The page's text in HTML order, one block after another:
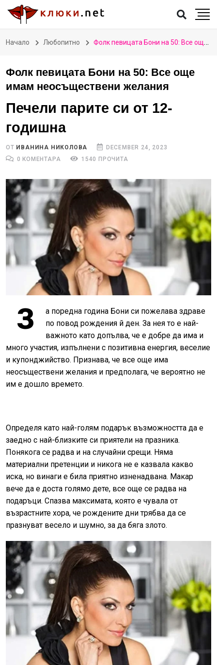
Начало Любопитно Фолк певицата Бони на 50: Все още имам неосъществени желания
Фолк певицата Бони на 50: Все още
имам неосъществени желания
Печели парите си от 12-
годишна
ОТ ИВАНИНА НИКОЛОВА
DECEMBER 24, 2023
0 КОМЕНТАРА
1540 ПРОЧИТА
З
а поредна година Бони си пожелава здраве
по повод рождения й ден. За нея то е най-
важното като допълва, че е добре да има и
много участия, изпълнени с позитивна енергия, веселие
и купонджийство. Признава, че все още има
неосъществени желания и предполага, че вероятно не
им е дошло времето.
Определя като най-голям подарък възможността да е
заедно с най-близките си приятели на празника.
Понякога се радва и на случайни срещи. Няма
материални претенции и никога не е казвала какво
иска, но винаги е била приятно изненадвана. Макар
вече да е доста голямо дете, все още се радва на
подаръци. Спазва максимата, която е чувала от
възрастните хора, че рождените дни трябва да се
празнуват весело и шумно, за да бяга злото.